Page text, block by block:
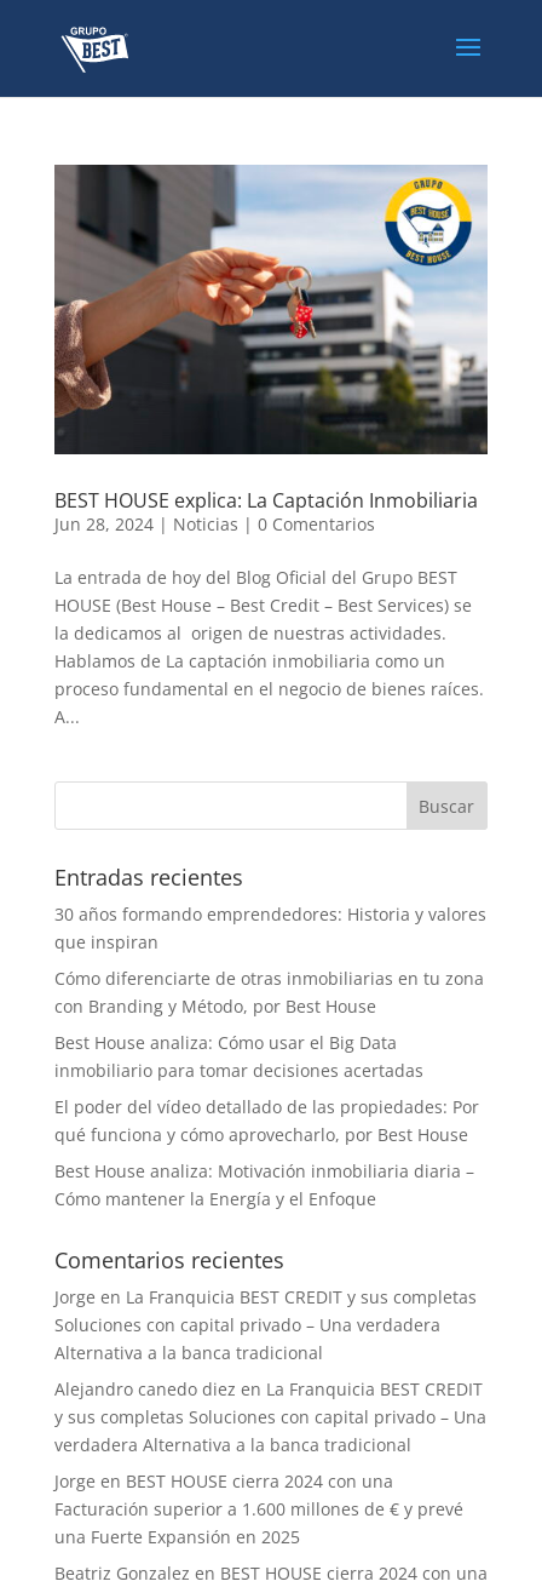
BEST HOUSE explica: La Captación Inmobiliaria
Jun 28, 2024| Noticias | 0 Comentarios
La entrada de hoy del Blog Oficial del Grupo BEST
HOUSE (Best House – Best Credit – Best Services) se
la dedicamos al origen de nuestras actividades.
Hablamos de La captación inmobiliaria como un
proceso fundamental en el negocio de bienes raíces.
A...
Entradas recientes
30 años formando emprendedores: Historia y valores
que inspiran
Cómo diferenciarte de otras inmobiliarias en tu zona
con Branding y Método, por Best House
Best House analiza: Cómo usar el Big Data
inmobiliario para tomar decisiones acertadas
El poder del vídeo detallado de las propiedades: Por
qué funciona y cómo aprovecharlo, por Best House
Best House analiza: Motivación inmobiliaria diaria –
Cómo mantener la Energía y el Enfoque
Comentarios recientes
Jorge en La Franquicia BEST CREDIT y sus completas
Soluciones con capital privado – Una verdadera
Alternativa a la banca tradicional
Alejandro canedo diez en La Franquicia BEST CREDIT
y sus completas Soluciones con capital privado – Una
verdadera Alternativa a la banca tradicional
Jorge en BEST HOUSE cierra 2024 con una
Facturación superior a 1.600 millones de € y prevé
una Fuerte Expansión en 2025
Beatriz Gonzalez en BEST HOUSE cierra 2024 con una